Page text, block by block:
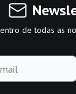
de todas as